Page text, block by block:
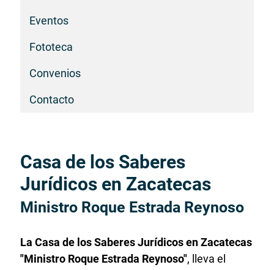
Eventos
Fototeca
Convenios
Contacto
Inicio
del
contenido
principal
Casa de los Saberes
Jurídicos en Zacatecas
Ministro Roque Estrada Reynoso
La Casa de los Saberes Jurídicos en Zacatecas
"Ministro Roque Estrada Reynoso", lleva el